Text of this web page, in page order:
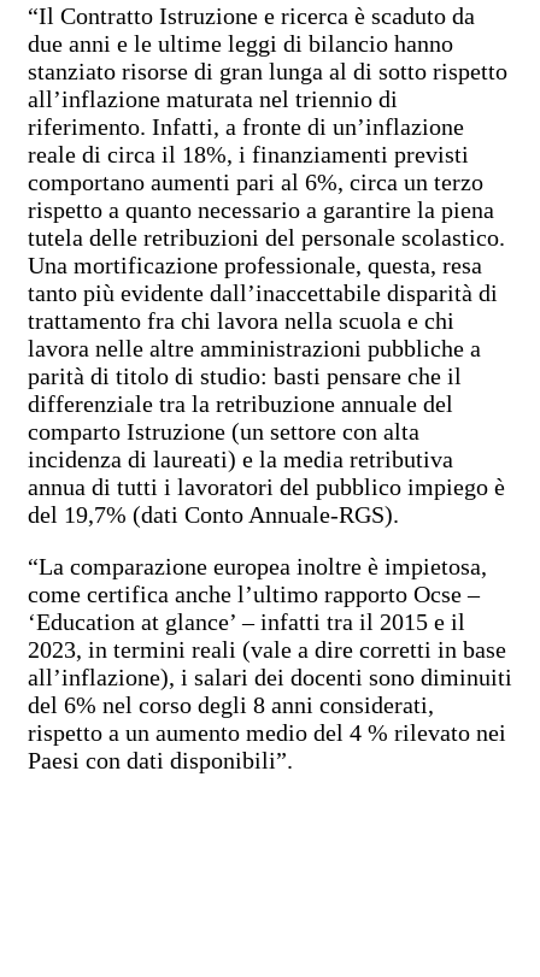
“Il Contratto Istruzione e ricerca è scaduto da
due anni e le ultime leggi di bilancio hanno
stanziato risorse di gran lunga al di sotto rispetto
all’inflazione maturata nel triennio di
riferimento. Infatti, a fronte di un’inflazione
reale di circa il 18%, i finanziamenti previsti
comportano aumenti pari al 6%, circa un terzo
rispetto a quanto necessario a garantire la piena
tutela delle retribuzioni del personale scolastico.
Una mortificazione professionale, questa, resa
tanto più evidente dall’inaccettabile disparità di
trattamento fra chi lavora nella scuola e chi
lavora nelle altre amministrazioni pubbliche a
parità di titolo di studio: basti pensare che il
differenziale tra la retribuzione annuale del
comparto Istruzione (un settore con alta
incidenza di laureati) e la media retributiva
annua di tutti i lavoratori del pubblico impiego è
del 19,7% (dati Conto Annuale-RGS).
“La comparazione europea inoltre è impietosa,
come certifica anche l’ultimo rapporto Ocse –
‘Education at glance’ – infatti tra il 2015 e il
2023, in termini reali (vale a dire corretti in base
all’inflazione), i salari dei docenti sono diminuiti
del 6% nel corso degli 8 anni considerati,
rispetto a un aumento medio del 4 % rilevato nei
Paesi con dati disponibili”.